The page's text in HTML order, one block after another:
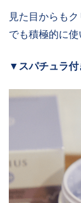
見た目からも
でも積極的に使
▼スパチュラ